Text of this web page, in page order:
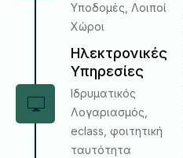
Υποδομές, Λοιποί
Χώροι
Ηλεκτρονικές
Υπηρεσίες
Ιδρυματικός
Λογαριασμός,
eclass, φοιτητική
ταυτότητα